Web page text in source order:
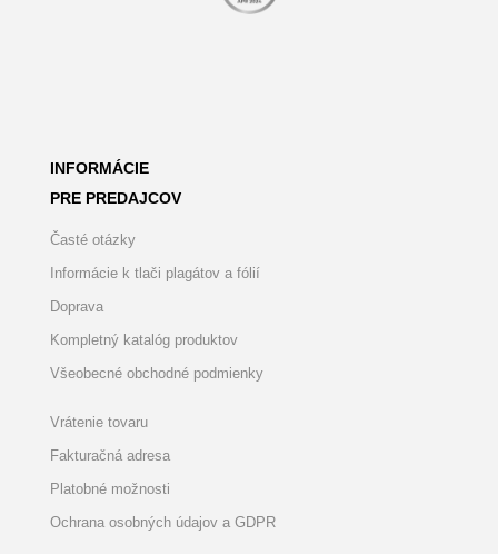
INFORMÁCIE
PRE PREDAJCOV
Časté otázky
Informácie k tlači plagátov a fólií
Doprava
Kompletný katalóg produktov
Všeobecné obchodné podmienky
Vrátenie tovaru
Fakturačná adresa
Platobné možnosti
Ochrana osobných údajov a GDPR